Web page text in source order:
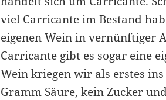
viel Carricante im Bestand
eigenen Wein in vernünftiger
Carricante gibt es sogar eine
Wein kriegen wir als erstes
Gramm Säure, kein Zucker